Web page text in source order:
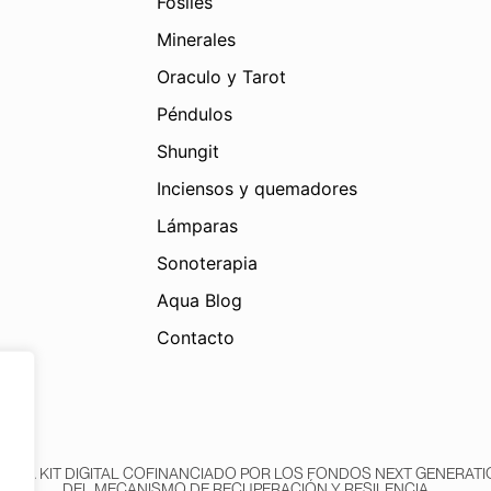
Minerales
Oraculo y Tarot
Péndulos
Shungit
Inciensos y quemadores
Lámparas
Sonoterapia
Aqua Blog
Contacto
KIT DIGITAL COFINANCIADO POR LOS FONDOS NEXT